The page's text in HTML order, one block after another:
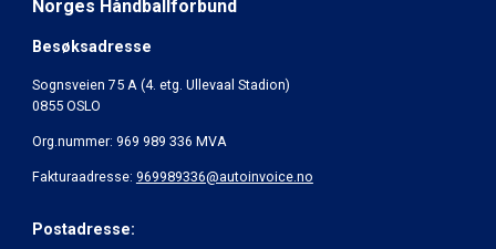
Norges Håndballforbund
Besøksadresse
Sognsveien 75 A (4. etg. Ullevaal Stadion)
0855 OSLO
Org.nummer: 969 989 336 MVA
Fakturaadresse: 969989336@autoinvoice.no
Postadresse: